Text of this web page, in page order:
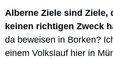
Alberne Ziele sind Ziele,
keinen richtigen Zweck
da beweisen in Borken?
einem Volkslauf hier in